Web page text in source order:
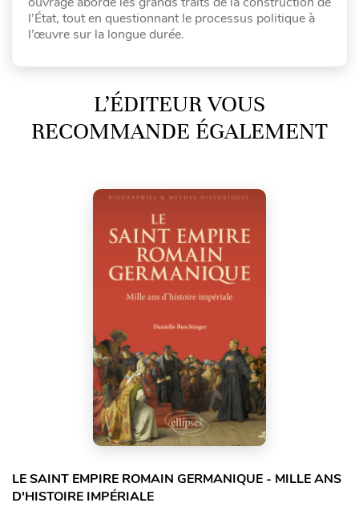
l’État, tout en questionnant le processus politique à
l’œuvre sur la longue durée.
L’ÉDITEUR VOUS
RECOMMANDE ÉGALEMENT
LE SAINT EMPIRE ROMAIN GERMANIQUE - MILLE ANS
D'HISTOIRE IMPÉRIALE